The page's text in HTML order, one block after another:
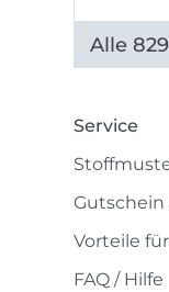
Alle
Service
Gutschein
Vorteile
FAQ / Hilfe